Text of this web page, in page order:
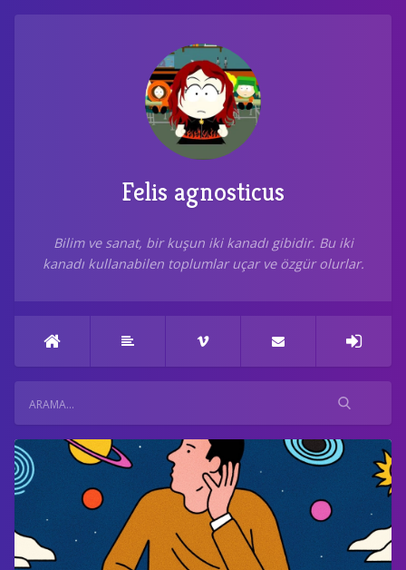
Felis agnosticus
Bilim ve sanat, bir kuşun iki kanadı gibidir. Bu iki
kanadı kullanabilen toplumlar uçar ve özgür olurlar.